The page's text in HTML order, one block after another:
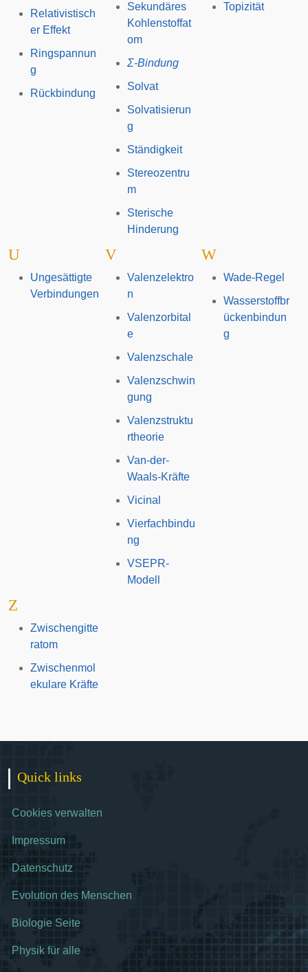
Relativistisch
er Effekt
Ringspannun
g
Rückbindung
Sekundäres
Kohlenstoffat
om
Σ-Bindung
Solvat
Solvatisierun
g
Ständigkeit
Stereozentru
m
Sterische
Hinderung
Topizität
U
Ungesättigte
Verbindungen
V
Valenzelektro
n
Valenzorbital
e
Valenzschale
Valenzschwin
gung
Valenzstruktu
rtheorie
Van-der-
Waals-Kräfte
Vicinal
Vierfachbindu
ng
VSEPR-
Modell
W
Wade-Regel
Wasserstoffbr
ückenbindun
g
Z
Zwischengitte
ratom
Zwischenmol
ekulare Kräfte
Quick links
Cookies verwalten
Impressum
Datenschutz
Evolution des Menschen
Biologie Seite
Physik für alle